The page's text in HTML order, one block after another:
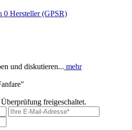
0 Hersteller (GPSR)
und diskutieren... mehr
freigeschaltet.